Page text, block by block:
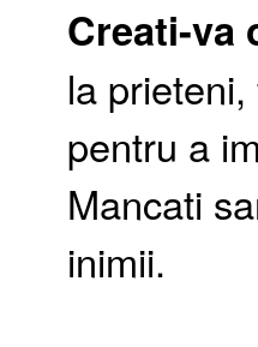
Creati-va
la
pentru a
Mancati
inimii.